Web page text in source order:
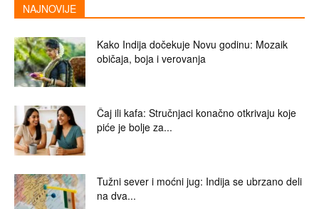
NAJNOVIJE
Kako Indija dočekuje Novu godinu: Mozaik
običaja, boja i verovanja
Čaj ili kafa: Stručnjaci konačno otkrivaju koje
piće je bolje za...
Tužni sever i moćni jug: Indija se ubrzano deli
na dva...